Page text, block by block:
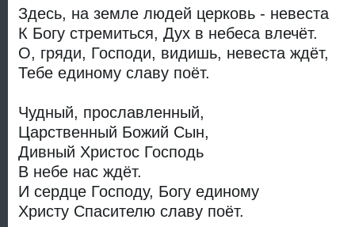
Здесь, на земле людей церковь - невеста
К Богу стремиться, Дух в небеса влечёт.
О, гряди, Господи, видишь, невеста ждёт,
Тебе единому славу поёт.
Чудный, прославленный,
Царственный Божий Сын,
Дивный Христос Господь
В небе нас ждёт.
И сердце Господу, Богу единому
Христу Спасителю славу поёт.